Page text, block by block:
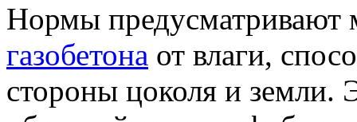
Нормы предусматривают
газобетона от влаги,
стороны цоколя и земли.